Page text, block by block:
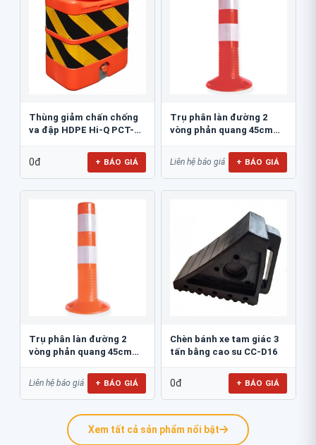
Thùng giảm chấn chống
va đập HDPE Hi-Q PCT-
0đ + BÁO GIÁ
Trụ phân làn đường 2
vòng phản quang 45cm
Liên hệ báo giá + BÁO GIÁ
Trụ phân làn đường 2
vòng phản quang 45cm
Liên hệ báo giá + BÁO GIÁ
Chèn bánh xe tam giác 3
tấn bằng cao su CC-D16
0đ + BÁO GIÁ
Xem tất cả sản phẩm nổi bật